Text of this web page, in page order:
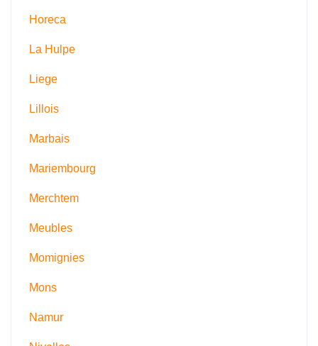
Horeca
La Hulpe
Liege
Lillois
Marbais
Mariembourg
Merchtem
Meubles
Momignies
Mons
Namur